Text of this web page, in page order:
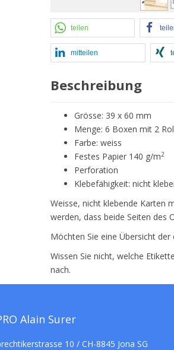
teilen
mitteilen
Beschreibung
Grösse: 39 x 60 mm
Menge: 6 Boxen mit 2
Farbe: weiss
Festes Papier 140 g/m2
Perforation
Klebefähigkeit: nicht
Weisse, nicht klebende Karten
werden, dass beide Seiten des
Möchten Sie eine Übersicht
Wissen Sie nicht, welche
nach.
Alain Surer
10 / CH-8845 Jona SG